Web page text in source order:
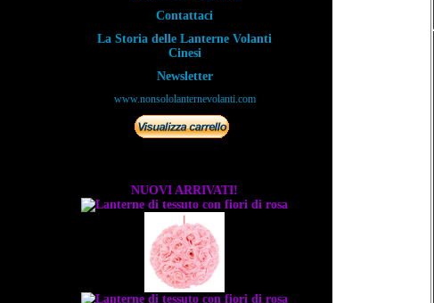
Contattaci
La Storia delle Lanterne Volanti
Cinesi
Newsletter
www.nonsololanternevolanti.com
NUOVI ARRIVATI!